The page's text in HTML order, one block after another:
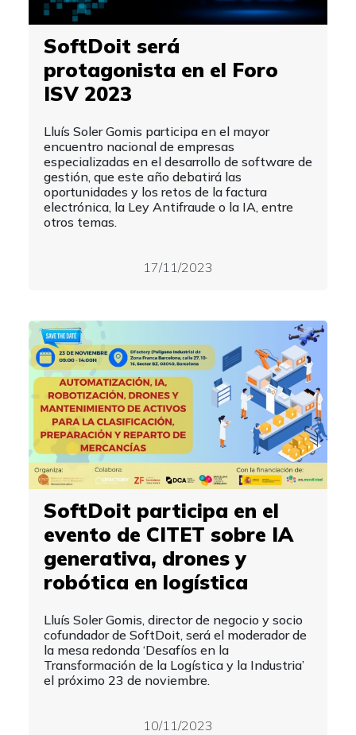
SoftDoit será
protagonista en el Foro
ISV 2023
Lluís Soler Gomis participa en el mayor
encuentro nacional de empresas
especializadas en el desarrollo de software de
gestión, que este año debatirá las
oportunidades y los retos de la factura
electrónica, la Ley Antifraude o la IA, entre
otros temas.
17/11/2023
SoftDoit participa en el
evento de CITET sobre IA
generativa, drones y
robótica en logística
Lluís Soler Gomis, director de negocio y socio
cofundador de SoftDoit, será el moderador de
la mesa redonda ‘Desafíos en la
Transformación de la Logística y la Industria’
el próximo 23 de noviembre.
10/11/2023